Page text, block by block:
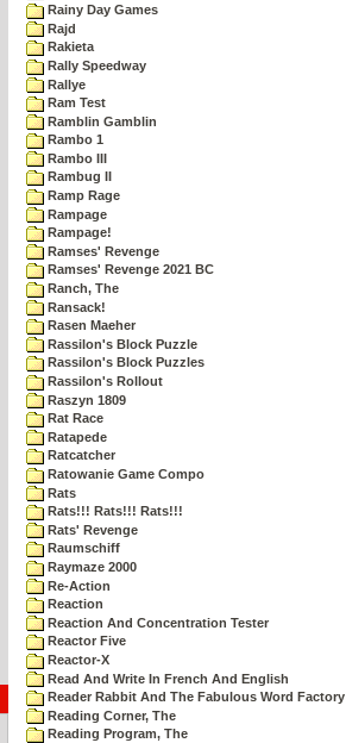
Rainy Day Games
Rajd
Rakieta
Rally Speedway
Rallye
Ram Test
Ramblin Gamblin
Rambo 1
Rambo III
Rambug II
Ramp Rage
Rampage
Rampage!
Ramses' Revenge
Ramses' Revenge 2021 BC
Ranch, The
Ransack!
Rasen Maeher
Rassilon's Block Puzzle
Rassilon's Block Puzzles
Rassilon's Rollout
Raszyn 1809
Rat Race
Ratapede
Ratcatcher
Ratowanie Game Compo
Rats
Rats!!! Rats!!! Rats!!!
Rats' Revenge
Raumschiff
Raymaze 2000
Re-Action
Reaction
Reaction And Concentration Tester
Reactor Five
Reactor-X
Read And Write In French And English
Reader Rabbit And The Fabulous Word Factory
Reading Corner, The
Reading Program, The